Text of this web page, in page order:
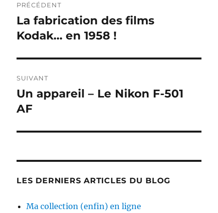
de
l’article
PRÉCÉDENT
Publication
précédente :
La fabrication des films
Kodak… en 1958 !
SUIVANT
Publication
suivante :
Un appareil – Le Nikon F-501
AF
LES DERNIERS ARTICLES DU BLOG
Ma collection (enfin) en ligne